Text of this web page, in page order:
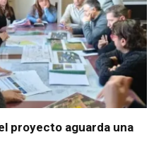
proyecto aguarda una